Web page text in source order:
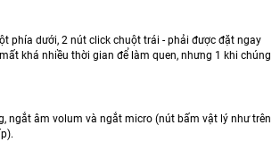
phía dưới, 2 nút click chuột trái - phải được đặt ngay
khá nhiều thời gian để làm quen, nhưng 1 khi chúng
ngắt âm volum và ngắt micro (nút bấm vật lý như trên